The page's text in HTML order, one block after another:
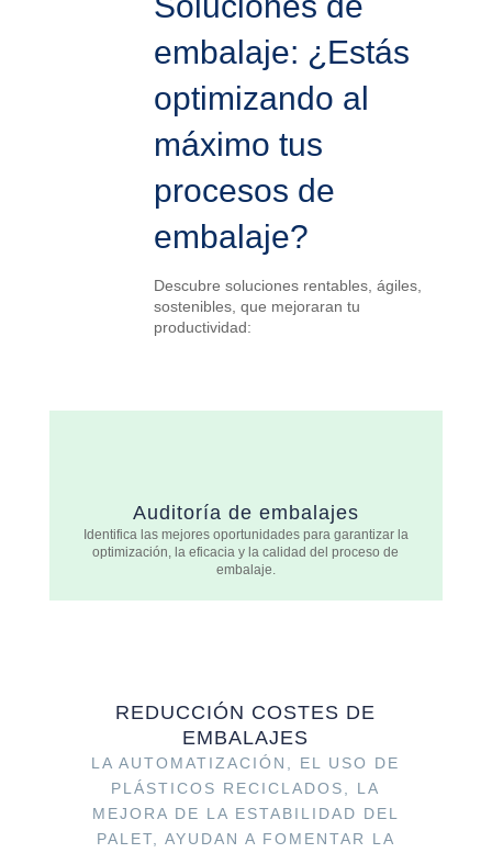
embalaje: ¿Estás
optimizando al
máximo tus
procesos de
embalaje?
Descubre soluciones rentables, ágiles,
sostenibles, que mejoraran tu
productividad:
Auditoría de embalajes
Identifica las mejores oportunidades para garantizar la
optimización, la eficacia y la calidad del proceso de
embalaje.
REDUCCIÓN COSTES DE
EMBALAJES
LA AUTOMATIZACIÓN, EL USO DE
PLÁSTICOS RECICLADOS, LA
MEJORA DE LA ESTABILIDAD DEL
PALET, AYUDAN A FOMENTAR LA